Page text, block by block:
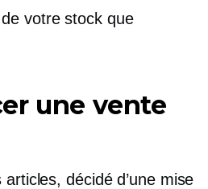
votre stock que
une vente
décidé d’une mise